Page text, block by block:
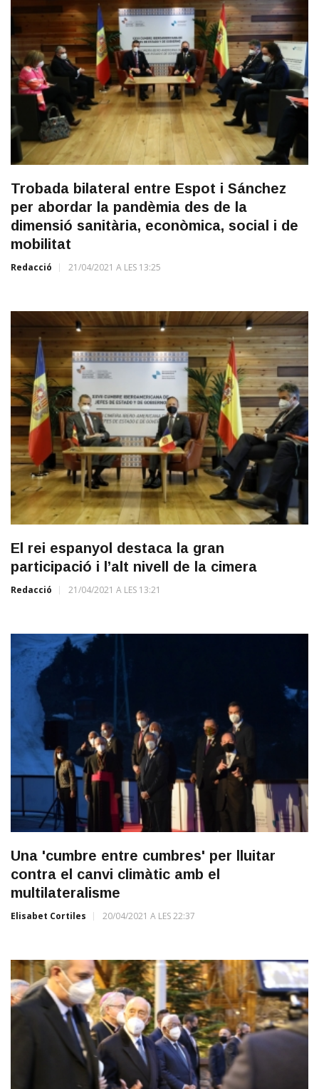
Trobada bilateral entre Espot i Sánchez
per abordar la pandèmia des de la
dimensió sanitària, econòmica, social i de
mobilitat
Redacció 21/04/2021 A LES 13:25
El rei espanyol destaca la gran
participació i l’alt nivell de la cimera
Redacció 21/04/2021 A LES 13:21
Una 'cumbre entre cumbres' per lluitar
contra el canvi climàtic amb el
multilateralisme
Elisabet Cortiles 20/04/2021 A LES 22:37